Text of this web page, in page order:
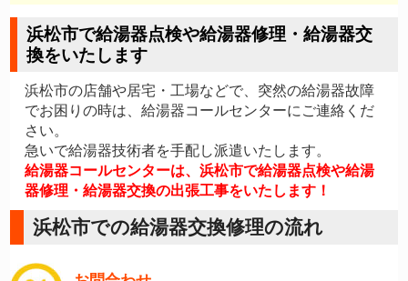
浜松市で給湯器点検や給湯器修理・給湯器交
換をいたします
浜松市の店舗や居宅・工場などで、突然の給湯器故障
でお困りの時は、給湯器コールセンターにご連絡くだ
さい。
急いで給湯器技術者を手配し派遣いたします。
給湯器コールセンターは、浜松市で給湯器点検や給湯
器修理・給湯器交換の出張工事をいたします！
浜松市での給湯器交換修理の流れ